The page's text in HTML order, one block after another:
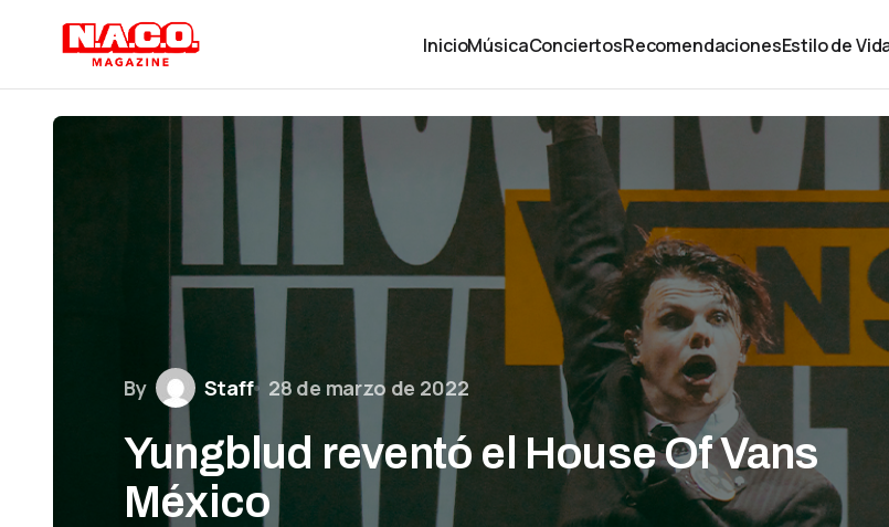
InicioMúsicaConciertosRecomendacionesEstilo de
By Staff 28 de marzo de 2022
Yungblud reventó el House Of Vans
México